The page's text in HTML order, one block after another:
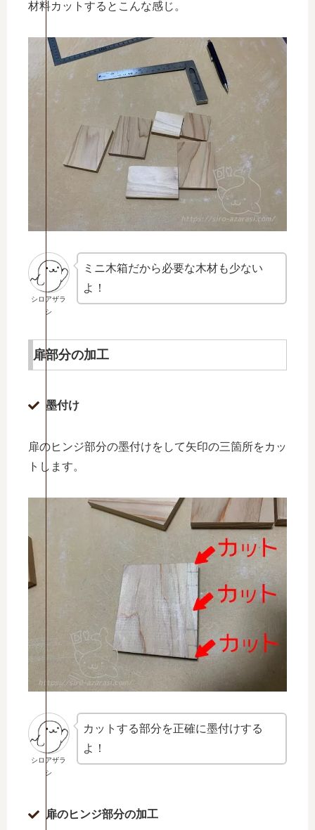
材料カットするとこんな感じ。
シロアザラ
シ
ミニ木箱だから必要な木材も少ない
よ！
扉部分の加工
墨付け
扉のヒンジ部分の墨付けをして矢印の三箇所をカッ
トします。
シロアザラ
シ
カットする部分を正確に墨付けする
よ！
扉のヒンジ部分の加工